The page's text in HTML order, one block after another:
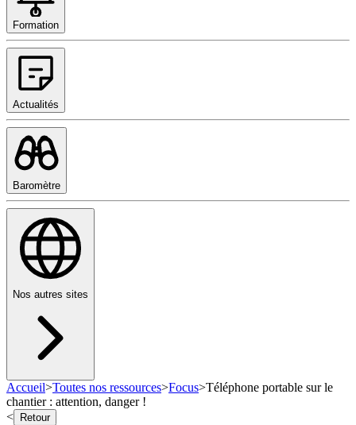
Formation
Actualités
Baromètre
Nos autres sites
Accueil>Toutes nos ressources>Focus>Téléphone portable sur le
chantier : attention, danger !
<
Retour